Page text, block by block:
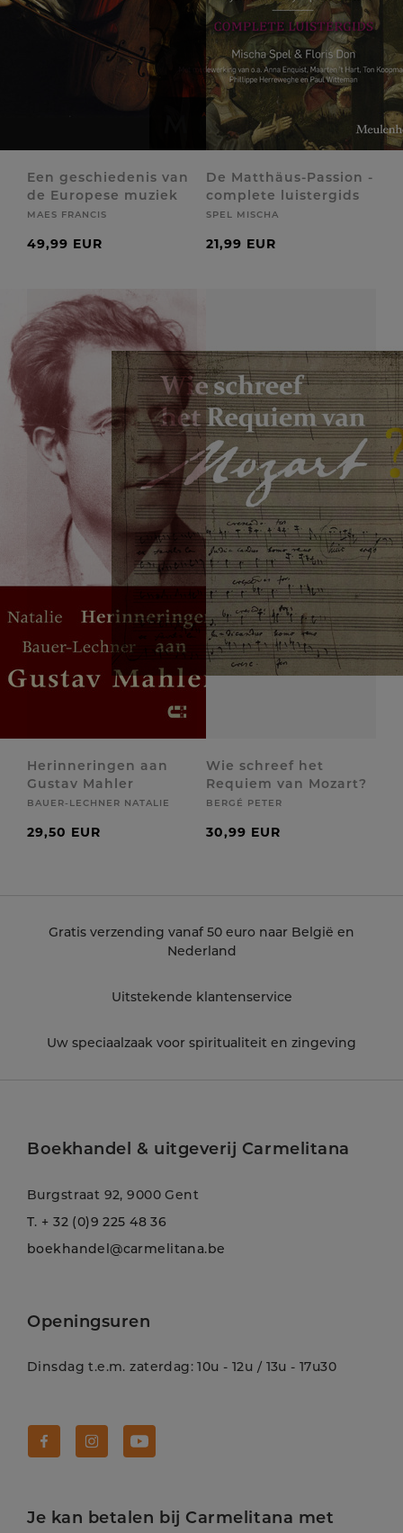
Een geschiedenis van
de Europese muziek
MAES FRANCIS
49,99 EUR
De Matthäus-Passion -
complete luistergids
SPEL MISCHA
21,99 EUR
Herinneringen aan
Gustav Mahler
BAUER-LECHNER NATALIE
29,50 EUR
Wie schreef het
Requiem van Mozart?
BERGÉ PETER
30,99 EUR
Gratis verzending vanaf 50 euro naar België en
Nederland
Uitstekende klantenservice
Uw speciaalzaak voor spiritualiteit en zingeving
Boekhandel & uitgeverij Carmelitana
Burgstraat 92, 9000 Gent
T. + 32 (0)9 225 48 36
boekhandel@carmelitana.be
Openingsuren
Dinsdag t.e.m. zaterdag: 10u - 12u / 13u - 17u30
Je kan betalen bij Carmelitana met